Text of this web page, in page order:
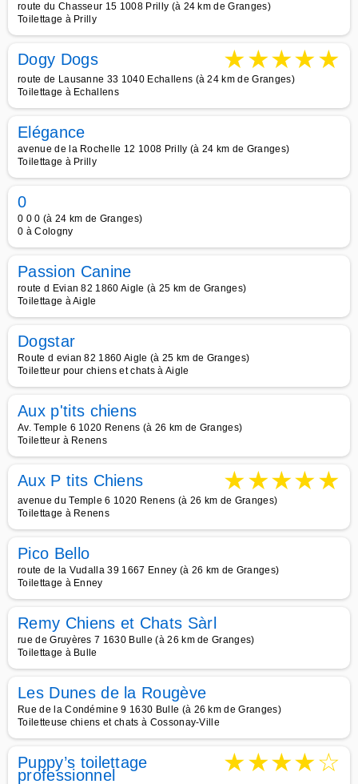
route du Chasseur 15 1008 Prilly (à 24 km de Granges)
Toilettage à Prilly
Dogy Dogs ★★★★★
route de Lausanne 33 1040 Echallens (à 24 km de Granges)
Toilettage à Echallens
Elégance
avenue de la Rochelle 12 1008 Prilly (à 24 km de Granges)
Toilettage à Prilly
0
0 0 0 (à 24 km de Granges)
0 à Cologny
Passion Canine
route d Evian 82 1860 Aigle (à 25 km de Granges)
Toilettage à Aigle
Dogstar
Route d evian 82 1860 Aigle (à 25 km de Granges)
Toiletteur pour chiens et chats à Aigle
Aux p'tits chiens
Av. Temple 6 1020 Renens (à 26 km de Granges)
Toiletteur à Renens
Aux P tits Chiens ★★★★★
avenue du Temple 6 1020 Renens (à 26 km de Granges)
Toilettage à Renens
Pico Bello
route de la Vudalla 39 1667 Enney (à 26 km de Granges)
Toilettage à Enney
Remy Chiens et Chats Sàrl
rue de Gruyères 7 1630 Bulle (à 26 km de Granges)
Toilettage à Bulle
Les Dunes de la Rougève
Rue de la Condémine 9 1630 Bulle (à 26 km de Granges)
Toiletteuse chiens et chats à Cossonay-Ville
Puppy’s toilettage
professionnel ★★★★☆